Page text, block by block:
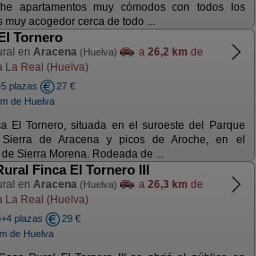
apartamentos muy cómodos con todos los
muy acogedor cerca de todo ...
Tornero
en Aracena (Huelva) a 26,2 km de
La Real (Huelva)
plazas
27 €
de Huelva
El Tornero, situada en el suroeste del Parque
Sierra de Aracena y picos de Aroche, en el
Sierra Morena. Rodeada de ...
Finca El Tornero III
en Aracena (Huelva) a 26,3 km de
La Real (Huelva)
plazas
29 €
de Huelva